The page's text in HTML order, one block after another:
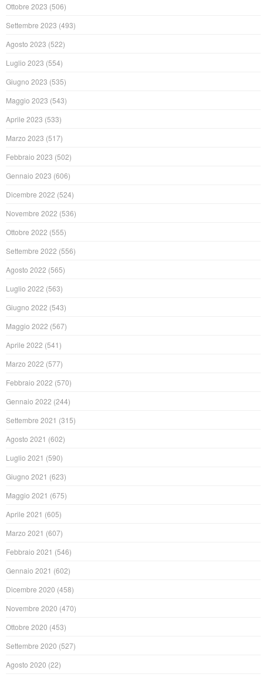
Ottobre 2023 (506)
Settembre 2023 (493)
Agosto 2023 (522)
Luglio 2023 (554)
Giugno 2023 (535)
Maggio 2023 (543)
Aprile 2023 (533)
Marzo 2023 (517)
Febbraio 2023 (502)
Gennaio 2023 (606)
Dicembre 2022 (524)
Novembre 2022 (536)
Ottobre 2022 (555)
Settembre 2022 (556)
Agosto 2022 (565)
Luglio 2022 (563)
Giugno 2022 (543)
Maggio 2022 (567)
Aprile 2022 (541)
Marzo 2022 (577)
Febbraio 2022 (570)
Gennaio 2022 (244)
Settembre 2021 (315)
Agosto 2021 (602)
Luglio 2021 (590)
Giugno 2021 (623)
Maggio 2021 (675)
Aprile 2021 (605)
Marzo 2021 (607)
Febbraio 2021 (546)
Gennaio 2021 (602)
Dicembre 2020 (458)
Novembre 2020 (470)
Ottobre 2020 (453)
Settembre 2020 (527)
Agosto 2020 (22)